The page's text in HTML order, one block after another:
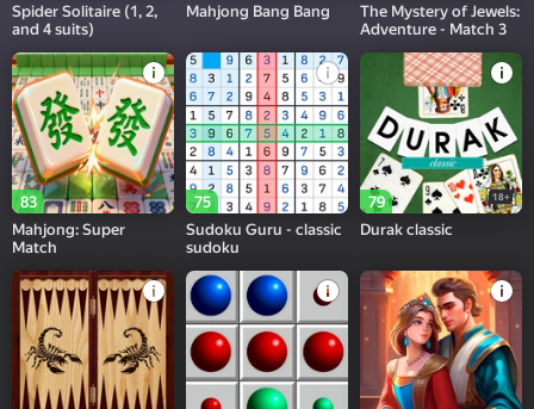
Spider Solitaire (1, 2,
and 4 suits)
Mahjong Bang Bang
The Mystery of Jewels:
Adventure - Match 3
83
Mahjong: Super
Match
75
Sudoku Guru - classic
sudoku
79 18+
Durak classic